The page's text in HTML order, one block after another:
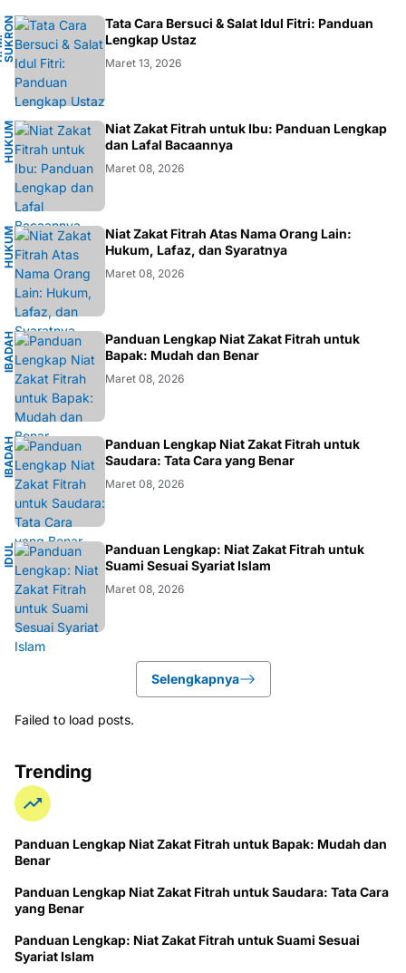
NA
Tata Cara Bersuci & Salat Idul Fitri: Panduan
Lengkap Ustaz
Maret 13, 2026
H
U
KU
M
I
S
L
AM
Niat Zakat Fitrah untuk Ibu: Panduan Lengkap
dan Lafal Bacaannya
Maret 08, 2026
H
U
KU
M
I
S
L
AM
Niat Zakat Fitrah Atas Nama Orang Lain:
Hukum, Lafaz, dan Syaratnya
Maret 08, 2026
I
B
A
DA
H
I
S
L
AM
Panduan Lengkap Niat Zakat Fitrah untuk
Bapak: Mudah dan Benar
Maret 08, 2026
I
B
A
DA
H
I
S
L
AM
Panduan Lengkap Niat Zakat Fitrah untuk
Saudara: Tata Cara yang Benar
Maret 08, 2026
I
D
U
L
F
I
T
RI
Panduan Lengkap: Niat Zakat Fitrah untuk
Suami Sesuai Syariat Islam
Maret 08, 2026
Selengkapnya
Failed to load posts.
Trending
Panduan Lengkap Niat Zakat Fitrah untuk Bapak: Mudah dan
Benar
Panduan Lengkap Niat Zakat Fitrah untuk Saudara: Tata Cara
yang Benar
Panduan Lengkap: Niat Zakat Fitrah untuk Suami Sesuai
Syariat Islam